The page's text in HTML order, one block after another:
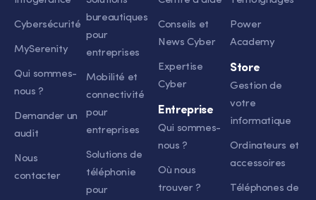
Cybersécurité
MySerenity
Qui sommes-
nous ?
Demander un
audit
Nous
contacter
bureautiques
pour
entreprises
Mobilité et
connectivité
pour
entreprises
Solutions de
téléphonie
pour
Conseils et
News Cyber
Expertise
Cyber
Entreprise
Qui sommes-
nous ?
Où nous
trouver ?
Power
Academy
Store
Gestion de
votre
informatique
Ordinateurs et
accessoires
Téléphones de